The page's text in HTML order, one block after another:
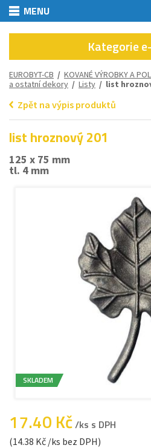
MENU
Kategorie
EUROBYT-CB / KOVANÉ VÝROBKY A
a ostatní dekory / Listy / list
Zpět na výpis produktů
list hroznový 201
125 x 75 mm
tl. 4 mm
SKLADEM
17.40 Kč/ks s DPH
(14.38 Kč /ks bez DPH)